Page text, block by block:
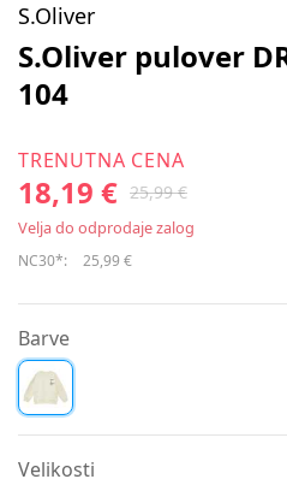
S.Oliver
S.Oliver pulover
104
TRENUTNA CENA
18,19 € 25,99 €
Velja do odprodaje zalog
NC30*: 25,99 €
Barve
Velikosti